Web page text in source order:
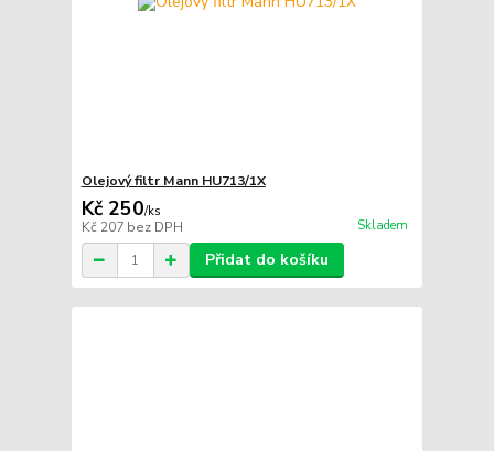
Olejový filtr Mann HU713/1X
Kč 250/ks
Kč 207 bez DPH Skladem
Přidat do košíku